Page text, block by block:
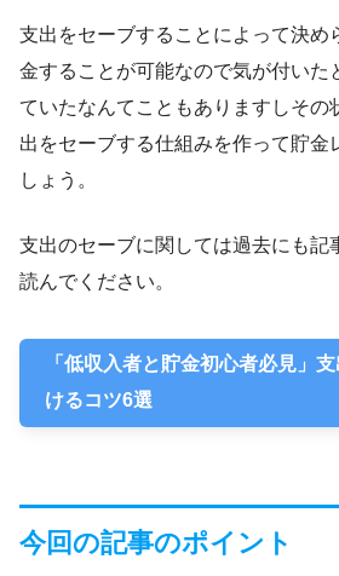
支出をセーブすることによって決め
金することが可能なので気が付いた
ていたなんてこともありますしその
出をセーブする仕組みを作って貯金
しょう。
支出のセーブに関しては過去にも記
読んでください。
「低収入者と貯金初心者必見」
けるコツ6選
今回の記事のポイント